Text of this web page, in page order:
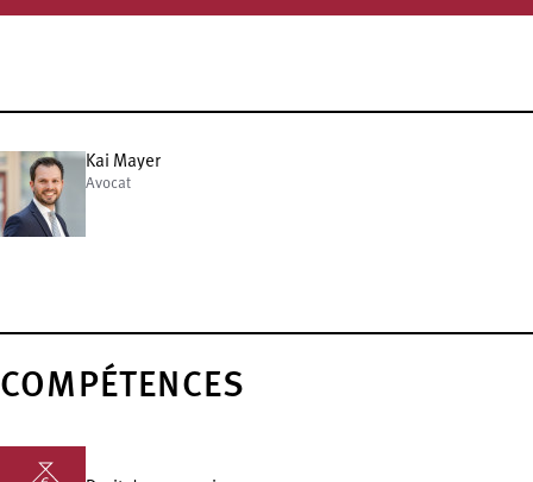
Kai Mayer
Avocat
COMPÉTENCES